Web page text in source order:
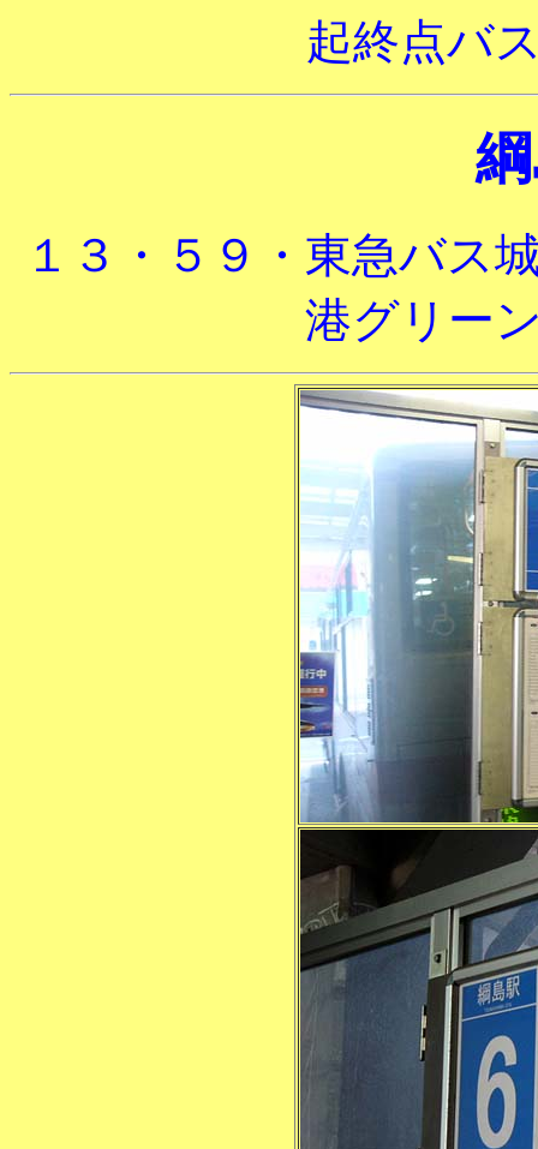
起終点バ
１３・５９・東急バス
港グリー